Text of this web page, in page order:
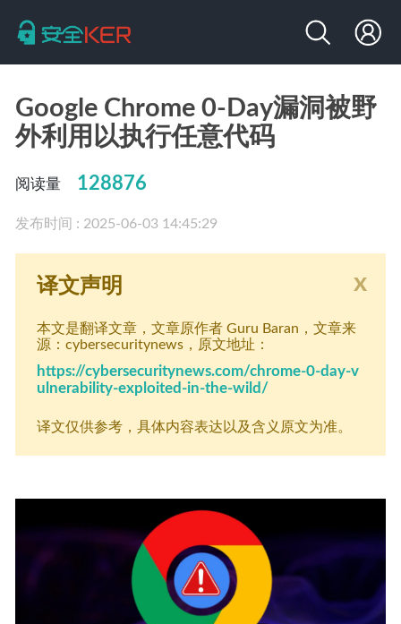
Google Chrome 0-Day漏洞被野
外利用以执行任意代码
阅读量 128876
发布时间 : 2025-06-03 14:45:29
x
译文声明
本文是翻译文章，文章原作者 Guru Baran ，文章来
源：cybersecuritynews，原文地址：
https://cybersecuritynews.com/chrome-0-day-v
ulnerability-exploited-in-the-wild/
译文仅供参考，具体内容表达以及含义原文为准。